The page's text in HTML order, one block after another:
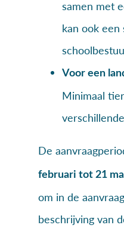
samen met
kan ook een
Voor een
Minimaal
De
februari tot 21
om in de
beschrijving van